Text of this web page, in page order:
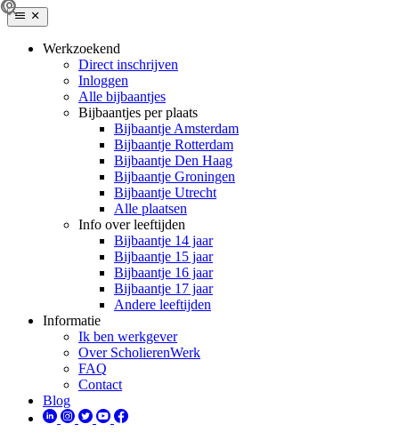
Werkzoekend
Direct inschrijven
Inloggen
Alle bijbaantjes
Bijbaantjes per plaats
Bijbaantje Amsterdam
Bijbaantje Rotterdam
Bijbaantje Den Haag
Bijbaantje Groningen
Bijbaantje Utrecht
Alle plaatsen
Info over leeftijden
Bijbaantje 14 jaar
Bijbaantje 15 jaar
Bijbaantje 16 jaar
Bijbaantje 17 jaar
Andere leeftijden
Informatie
Ik ben werkgever
Over ScholierenWerk
FAQ
Contact
Blog